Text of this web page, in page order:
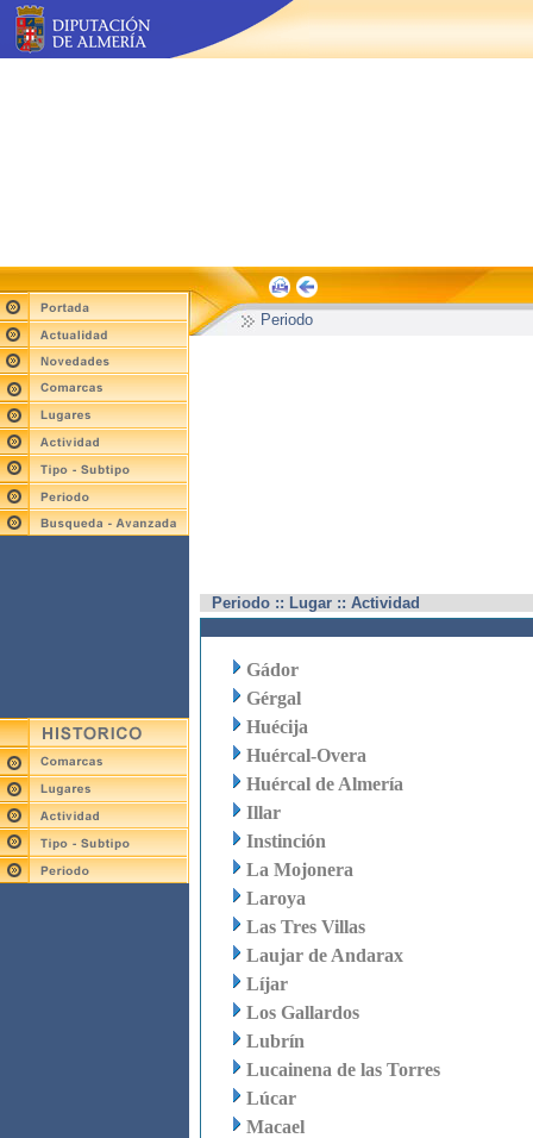
Periodo
Periodo :: Lugar :: Actividad
Gádor
Gérgal
Huécija
Huércal-Overa
Huércal de Almería
Illar
Instinción
La Mojonera
Laroya
Las Tres Villas
Laujar de Andarax
Líjar
Los Gallardos
Lubrín
Lucainena de las Torres
Lúcar
Macael